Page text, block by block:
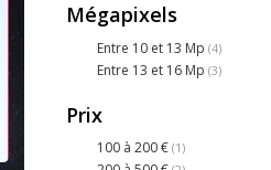
Mégapixels
Entre 10 et 13 Mp (4)
Entre 13 et 16 Mp (3)
Prix
100 à 200 € (1)